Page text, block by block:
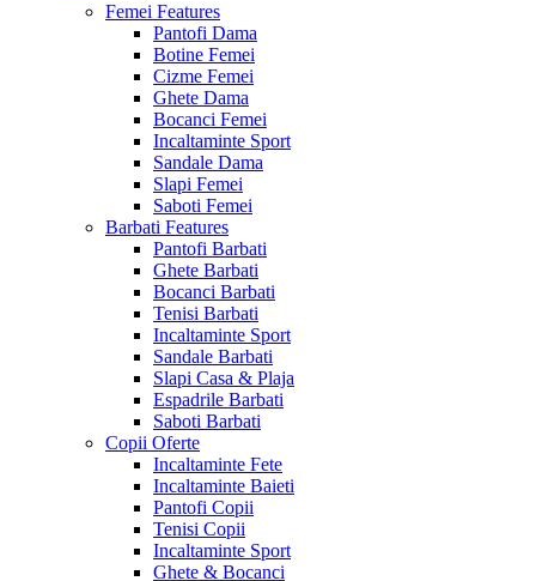
Femei Features
Pantofi Dama
Botine Femei
Cizme Femei
Ghete Dama
Bocanci Femei
Incaltaminte Sport
Sandale Dama
Slapi Femei
Saboti Femei
Barbati Features
Pantofi Barbati
Ghete Barbati
Bocanci Barbati
Tenisi Barbati
Incaltaminte Sport
Sandale Barbati
Slapi Casa & Plaja
Espadrile Barbati
Saboti Barbati
Copii Oferte
Incaltaminte Fete
Incaltaminte Baieti
Pantofi Copii
Tenisi Copii
Incaltaminte Sport
Ghete & Bocanci